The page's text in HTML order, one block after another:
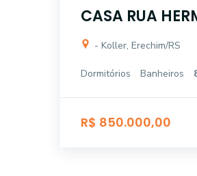
CASA RUA
- Koller, Erechim/RS
Dormitórios Banheiros
R$ 850.000,00